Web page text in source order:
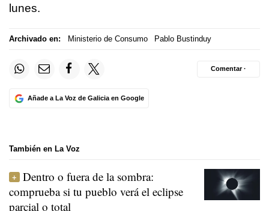
lunes.
Archivado en: Ministerio de Consumo Pablo Bustinduy
Añade a La Voz de Galicia en Google
Comentar ·
También en La Voz
Dentro o fuera de la sombra:
comprueba si tu pueblo verá el eclipse
parcial o total